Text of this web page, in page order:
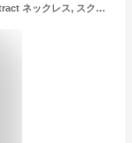
SWAROVSKI 【公式】【スワロフスキー】Attract ネックレス, スクエア・カット, ホワイト, ロジウム・プレーティング スワロフスキー アクセサリー・腕時計 ネックレス ホワイト【送料無料】